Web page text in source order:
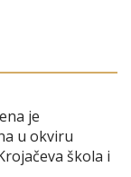
je
u okviru
škola i